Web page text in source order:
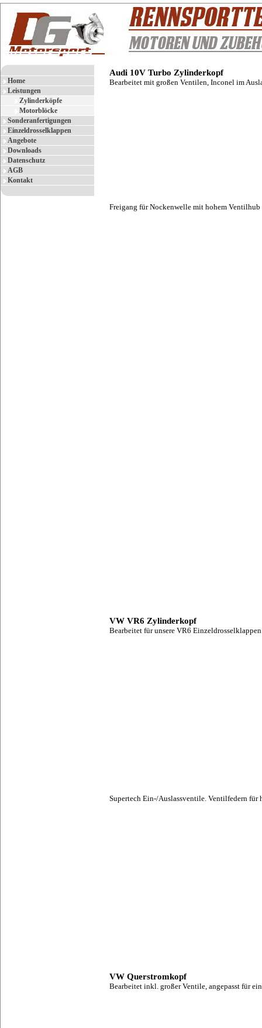
Home
Leistungen
Zylinderköpfe
Motorblöcke
Sonderanfertigungen
Einzeldrosselklappen
Angebote
Downloads
Datenschutz
AGB
Kontakt
Audi 10V Turbo Zylinderkopf
Bearbeitet mit großen Ventilen, Inconel im
Freigang für Nockenwelle mit hohem Ventilhub
VW VR6 Zylinderkopf
Bearbeitet für unsere VR6
Supertech Ein-/Auslassventile. Ventilfedern für
VW Querstromkopf
Bearbeitet inkl. großer Ventile, angepasst für